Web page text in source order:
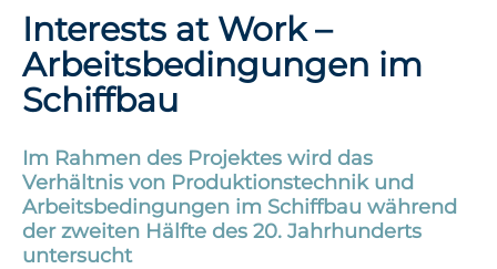
Interests at Work –
Arbeitsbedingungen im
Schiffbau
Im Rahmen des Projektes wird das
Verhältnis von Produktionstechnik und
Arbeitsbedingungen im Schiffbau während
der zweiten Hälfte des 20. Jahrhunderts
untersucht